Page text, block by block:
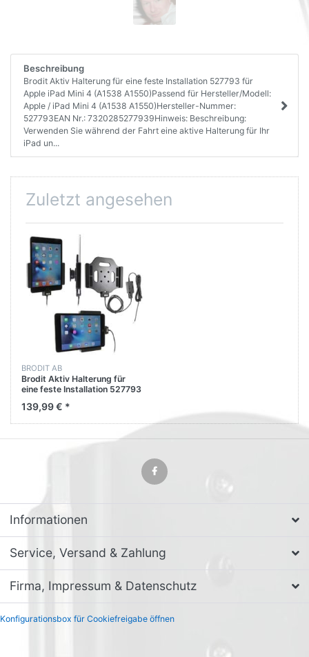
Beschreibung
Brodit Aktiv Halterung für eine feste Installation 527793 für
Apple iPad Mini 4 (A1538 A1550)Passend für Hersteller/Modell:
Apple / iPad Mini 4 (A1538 A1550)Hersteller-Nummer:
527793EAN Nr.: 7320285277939Hinweis: Beschreibung:
Verwenden Sie während der Fahrt eine aktive Halterung für Ihr
iPad un...
Zuletzt angesehen
BRODIT AB
Brodit Aktiv Halterung für
eine feste Installation 527793
A1550)
139,99 € *
Informationen
Service, Versand & Zahlung
Firma, Impressum & Datenschutz
Konfigurationsbox für Cookiefreigabe öffnen